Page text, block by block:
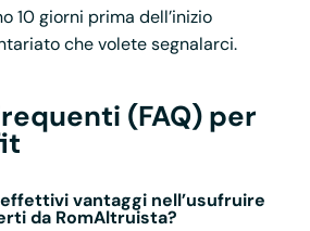
10 giorni prima dell’inizio
che volete segnalarci.
(FAQ) per
vantaggi nell’usufruire
da RomAltruista?